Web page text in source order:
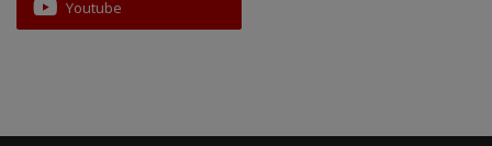
Youtube